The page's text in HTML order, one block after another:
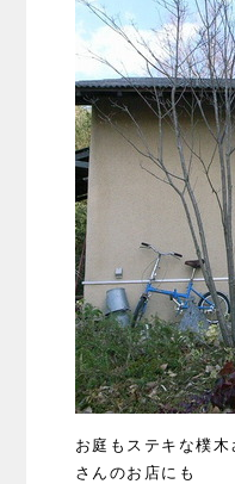
お庭もステキな樸
さんのお店にも